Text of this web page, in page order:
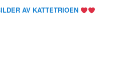
AV KATTETRIOEN